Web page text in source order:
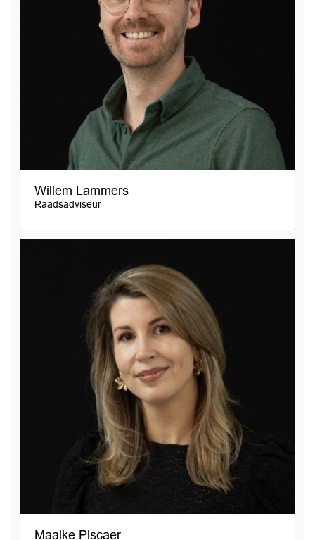
Willem Lammers
Raadsadviseur
Maaike Piscaer